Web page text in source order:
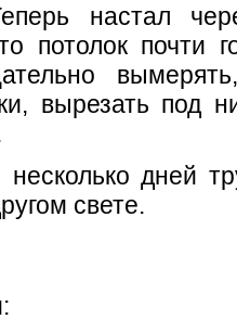
настал
потолок почти
вырезать под
несколько дней
свете.